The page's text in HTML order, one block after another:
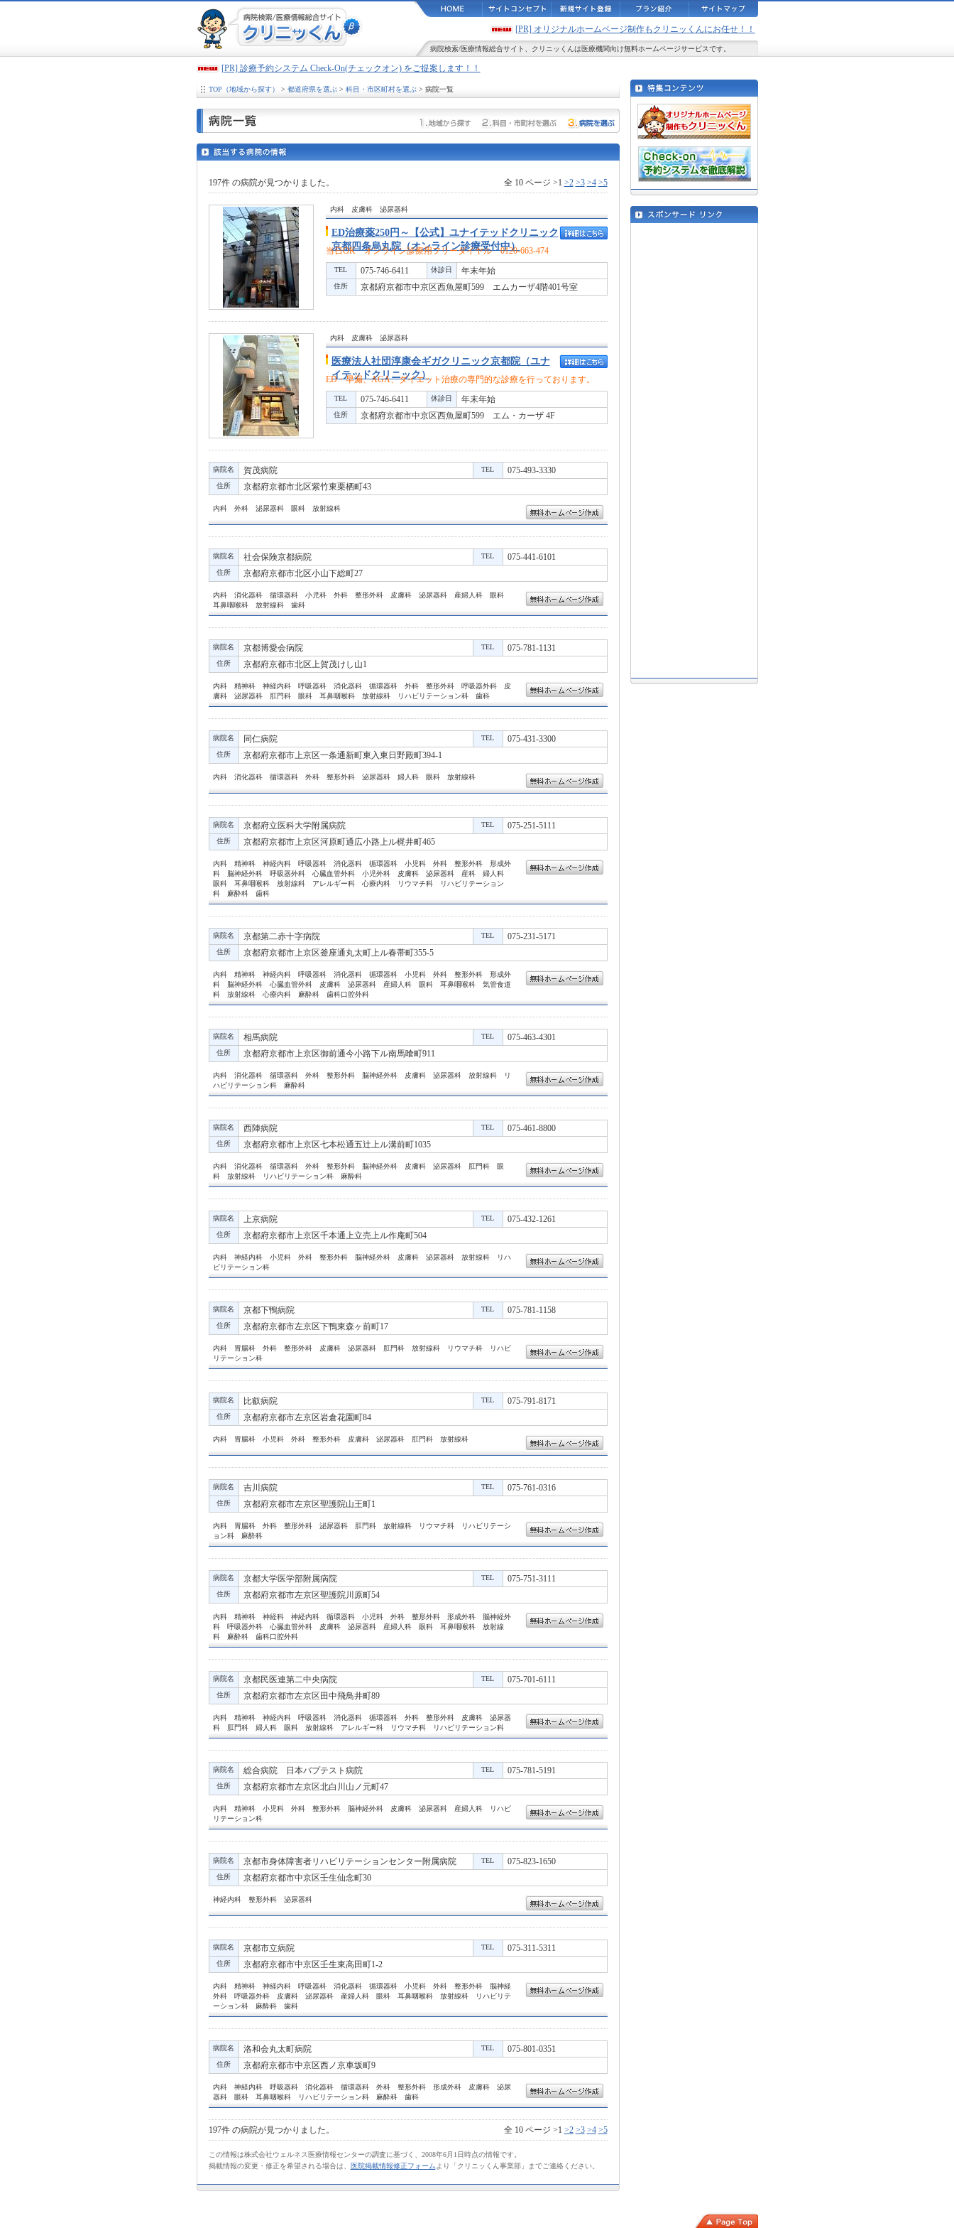
[PR] オリジナルホームページ制作もクリニッくんにお任せ！！
病院検索/医療情報総合サイト、 クリニッくん は医療機関向け無料ホームページサービスです。
[PR] 診療予約システム Check-On(チェックオン) をご提案します！！
TOP（地域から探す） > 都道府県を選ぶ> 科目・市区町村を選ぶ> 病院一覧
197件の病院が見つかりました。 全 10 ページ >1 >2 >3 >4 >5
内科 皮膚科 泌尿器科
ED治療薬250円～【公式】ユナイテッドクリニック
京都四条烏丸院（オンライン診療受付中）
当日OK オンライン診療用フリーダイヤル 0120-663-474
TEL 075-746-6411 休診日 年末年始
住所 京都府京都市中京区西魚屋町599 エムカーザ4階401号室
内科 皮膚科 泌尿器科
医療法人社団淳康会ギガクリニック京都院（ユナ
イテッドクリニック）
ED・早漏、AGA、ダイエット治療の専門的な診療を行っております。
TEL 075-746-6411 休診日 年末年始
住所 京都府京都市中京区西魚屋町599 エム・カーザ 4F
病院名 賀茂病院 TEL 075-493-3330
住所 京都府京都市北区紫竹東栗栖町43
内科 外科 泌尿器科 眼科 放射線科
病院名 社会保険京都病院 TEL 075-441-6101
住所 京都府京都市北区小山下総町27
内科 消化器科 循環器科 小児科 外科 整形外科 皮膚科 泌尿器科 産婦人科 眼科
耳鼻咽喉科 放射線科 歯科
病院名 京都博愛会病院 TEL 075-781-1131
住所 京都府京都市北区上賀茂けし山1
内科 精神科 神経内科 呼吸器科 消化器科 循環器科 外科 整形外科 呼吸器外科 皮
膚科 泌尿器科 肛門科 眼科 耳鼻咽喉科 放射線科 リハビリテーション科 歯科
病院名 同仁病院 TEL 075-431-3300
住所 京都府京都市上京区一条通新町東入東日野殿町394-1
内科 消化器科 循環器科 外科 整形外科 泌尿器科 婦人科 眼科 放射線科
病院名 京都府立医科大学附属病院 TEL 075-251-5111
住所 京都府京都市上京区河原町通広小路上ル梶井町465
内科 精神科 神経内科 呼吸器科 消化器科 循環器科 小児科 外科 整形外科 形成外
科 脳神経外科 呼吸器外科 心臓血管外科 小児外科 皮膚科 泌尿器科 産科 婦人科
眼科 耳鼻咽喉科 放射線科 アレルギー科 心療内科 リウマチ科 リハビリテーション
科 麻酔科 歯科
病院名 京都第二赤十字病院 TEL 075-231-5171
住所 京都府京都市上京区釜座通丸太町上ル春帯町355-5
内科 精神科 神経内科 呼吸器科 消化器科 循環器科 小児科 外科 整形外科 形成外
科 脳神経外科 心臓血管外科 皮膚科 泌尿器科 産婦人科 眼科 耳鼻咽喉科 気管食道
科 放射線科 心療内科 麻酔科 歯科口腔外科
病院名 相馬病院 TEL 075-463-4301
住所 京都府京都市上京区御前通今小路下ル南馬喰町911
内科 消化器科 循環器科 外科 整形外科 脳神経外科 皮膚科 泌尿器科 放射線科 リ
ハビリテーション科 麻酔科
病院名 西陣病院 TEL 075-461-8800
住所 京都府京都市上京区七本松通五辻上ル溝前町1035
内科 消化器科 循環器科 外科 整形外科 脳神経外科 皮膚科 泌尿器科 肛門科 眼
科 放射線科 リハビリテーション科 麻酔科
病院名 上京病院 TEL 075-432-1261
住所 京都府京都市上京区千本通上立売上ル作庵町504
内科 神経内科 小児科 外科 整形外科 脳神経外科 皮膚科 泌尿器科 放射線科 リハ
ビリテーション科
病院名 京都下鴨病院 TEL 075-781-1158
住所 京都府京都市左京区下鴨東森ヶ前町17
内科 胃腸科 外科 整形外科 皮膚科 泌尿器科 肛門科 放射線科 リウマチ科 リハビ
リテーション科
病院名 比叡病院 TEL 075-791-8171
住所 京都府京都市左京区岩倉花園町84
内科 胃腸科 小児科 外科 整形外科 皮膚科 泌尿器科 肛門科 放射線科
病院名 吉川病院 TEL 075-761-0316
住所 京都府京都市左京区聖護院山王町1
内科 胃腸科 外科 整形外科 泌尿器科 肛門科 放射線科 リウマチ科 リハビリテーシ
ョン科 麻酔科
病院名 京都大学医学部附属病院 TEL 075-751-3111
住所 京都府京都市左京区聖護院川原町54
内科 精神科 神経科 神経内科 循環器科 小児科 外科 整形外科 形成外科 脳神経外
科 呼吸器外科 心臓血管外科 皮膚科 泌尿器科 産婦人科 眼科 耳鼻咽喉科 放射線
科 麻酔科 歯科口腔外科
病院名 京都民医連第二中央病院 TEL 075-701-6111
住所 京都府京都市左京区田中飛鳥井町89
内科 精神科 神経内科 呼吸器科 消化器科 循環器科 外科 整形外科 皮膚科 泌尿器
科 肛門科 婦人科 眼科 放射線科 アレルギー科 リウマチ科 リハビリテーション科
病院名 総合病院 日本バプテスト病院 TEL 075-781-5191
住所 京都府京都市左京区北白川山ノ元町47
内科 精神科 小児科 外科 整形外科 脳神経外科 皮膚科 泌尿器科 産婦人科 リハビ
リテーション科
病院名 京都市身体障害者リハビリテーションセンター附属病院 TEL 075-823-1650
住所 京都府京都市中京区壬生仙念町30
神経内科 整形外科 泌尿器科
病院名 京都市立病院 TEL 075-311-5311
住所 京都府京都市中京区壬生東高田町1-2
内科 精神科 神経内科 呼吸器科 消化器科 循環器科 小児科 外科 整形外科 脳神経
外科 呼吸器外科 皮膚科 泌尿器科 産婦人科 眼科 耳鼻咽喉科 放射線科 リハビリテ
ーション科 麻酔科 歯科
病院名 洛和会丸太町病院 TEL 075-801-0351
住所 京都府京都市中京区西ノ京車坂町9
内科 神経内科 呼吸器科 消化器科 循環器科 外科 整形外科 形成外科 皮膚科 泌尿
器科 眼科 耳鼻咽喉科 リハビリテーション科 麻酔科 歯科
197件の病院が見つかりました。 全 10 ページ >1 >2 >3 >4 >5
この情報は株式会社ウェルネス医療情報センターの調査に基づく、2008年6月1日時点の情報です。
掲載情報の変更・修正を希望される場合は、
医院掲載情報修正フォーム より「クリニッくん事業部」までご連絡ください。